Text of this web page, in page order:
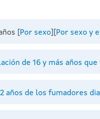
Por sexo Por sexo y
de 16 y más años
años de los fumadores